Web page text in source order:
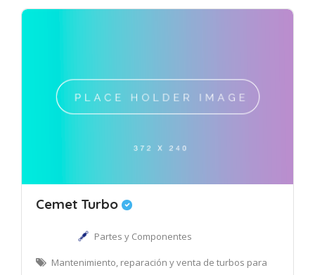
Cemet Turbo
Partes y Componentes
Mantenimiento, reparación y venta de turbos para